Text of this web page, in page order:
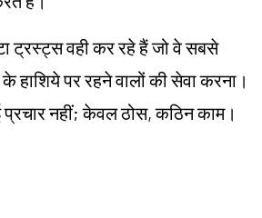
ट्रस्ट्स वही कर रहे हैं जो वे सबसे
हाशिये पर रहने वालों की सेवा करना।
प्रचार नहीं; केवल ठोस, कठिन काम।